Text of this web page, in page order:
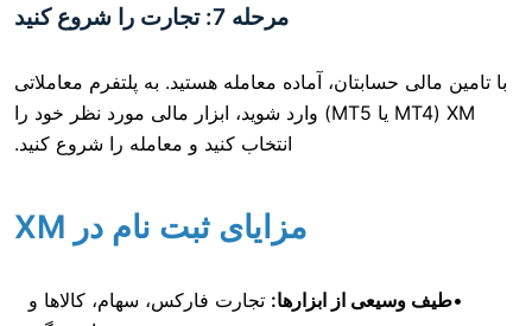
آماده معامله هستید. به پلتفرم معاملاتی
XM (MT4 یا MT5) وارد شوید، ابزار مالی مورد نظر خود را
انتخاب کنید و معامله را شروع کنید.
مزایای ثبت نام در XM
از ابزارها: تجارت فارکس، سهام، کالاها و